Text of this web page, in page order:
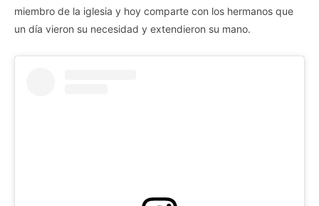
miembro de la iglesia y hoy comparte con los hermanos que
un día vieron su necesidad y extendieron su mano.